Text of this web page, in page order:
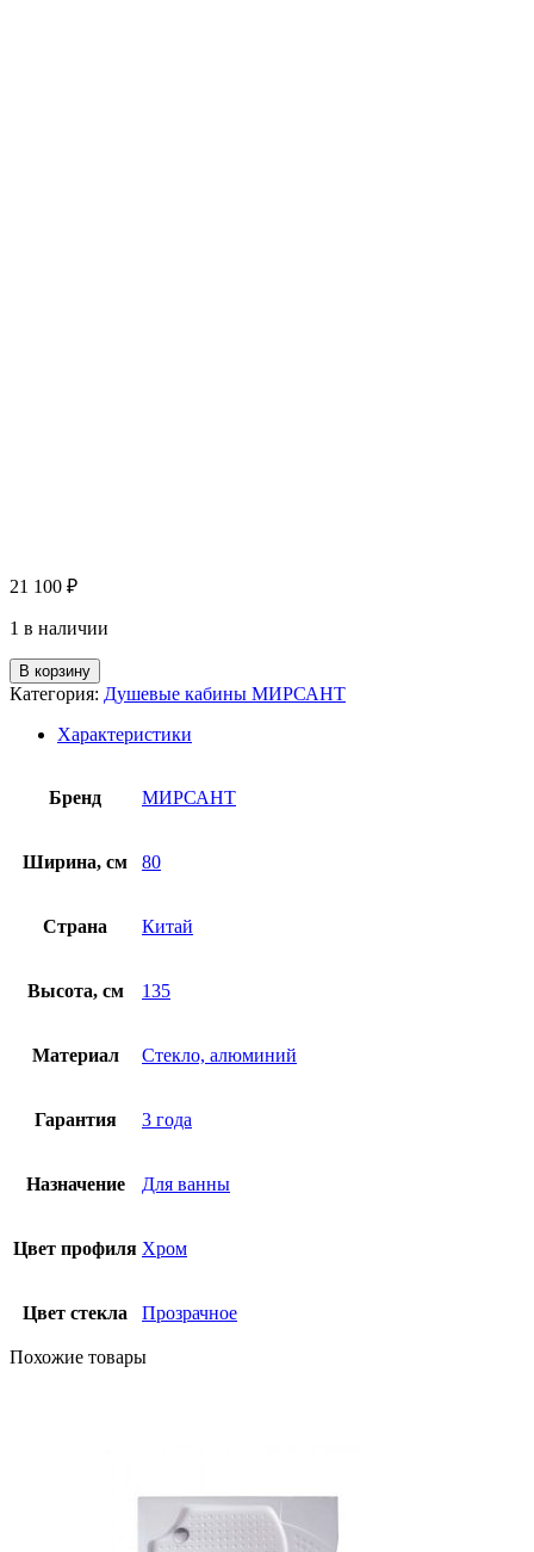
21 100 ₽
1 в наличии
В корзину
Категория: Душевые кабины МИРСАНТ
Характеристики
Бренд МИРСАНТ
Ширина, см 80
Страна Китай
Высота, см 135
Материал Стекло, алюминий
Гарантия 3 года
Назначение Для ванны
Цвет профиля Хром
Цвет стекла Прозрачное
Похожие товары